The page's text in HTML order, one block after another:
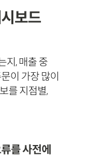
보드
지, 매출 중
이 가장 많이
를 지점별,
를 사전에